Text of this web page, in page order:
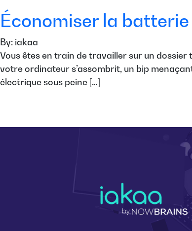
Économiser la
By: iakaa
Vous êtes en train de travailler sur un
votre ordinateur s’assombrit, un bip
électrique sous peine […]